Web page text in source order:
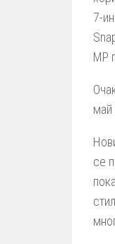
7-
MP
май
се